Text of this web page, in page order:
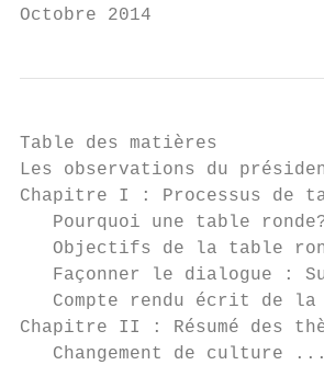
Octobre 2014
Table des matières
Les observations
Chapitre I :
Pourquoi une table
Objectifs de la table
Façonner le dialogue :
Compte rendu écrit de
Chapitre II : Résumé
Changement de culture